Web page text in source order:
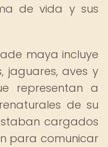
de vida y sus
maya incluye
jaguares, aves y
representan a
de su
cargados
para comunicar